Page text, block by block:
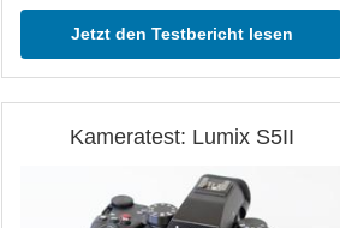
Jetzt den Testbericht lesen
Kameratest: Lumix S5II